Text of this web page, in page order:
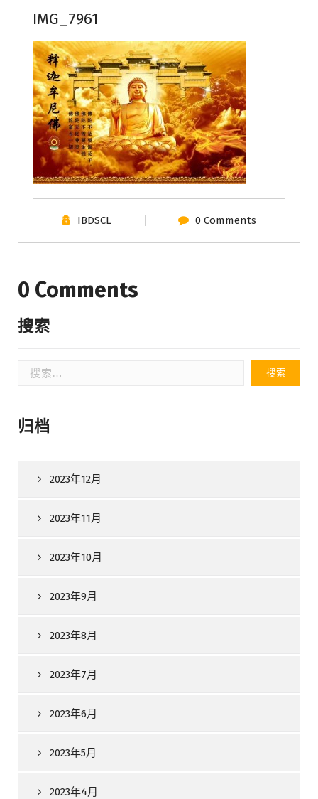
IMG_7961
IBDSCL 0 Comments
0 Comments
搜索
归档
2023年12月
2023年11月
2023年10月
2023年9月
2023年8月
2023年7月
2023年6月
2023年5月
2023年4月